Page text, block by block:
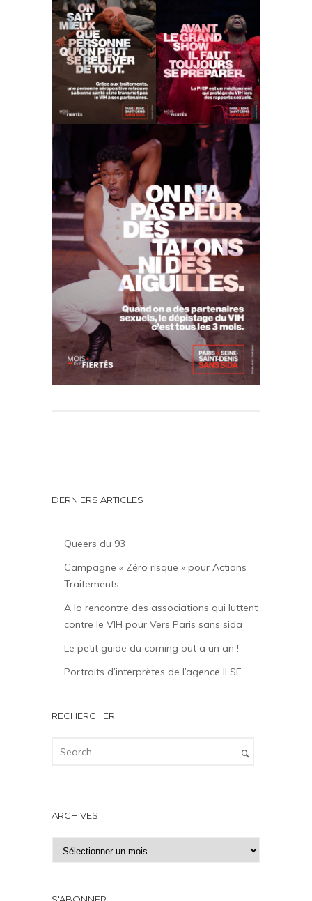
DERNIERS ARTICLES
Queers du 93
Campagne « Zéro risque » pour Actions
Traitements
A la rencontre des associations qui luttent
contre le VIH pour Vers Paris sans sida
Le petit guide du coming out a un an !
Portraits d’interprètes de l’agence ILSF
RECHERCHER
ARCHIVES
r
h